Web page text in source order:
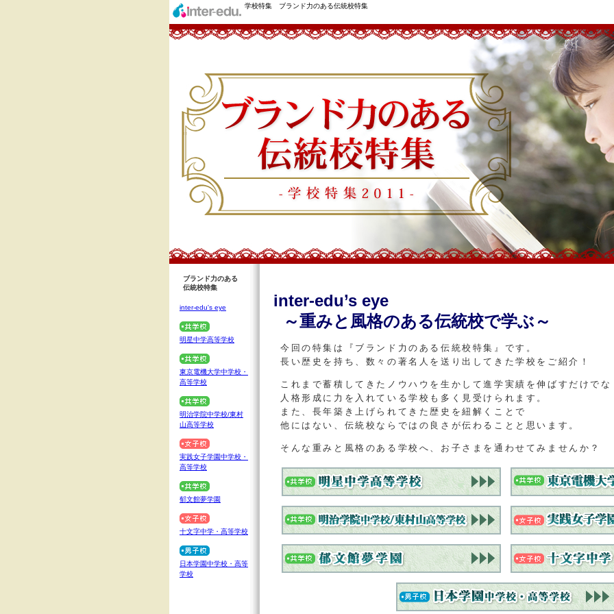
学校特集 ブランド力のある伝統校特集
ブランド力のある
伝統校特集
inter-edu's eye
明星中学高等学校
東京電機大学中学校・
高等学校
明治学院中学校/東村
山高等学校
実践女子学園中学校・
高等学校
郁文館夢学園
十文字中学・高等学校
日本学園中学校・高等
学校
inter-edu’s eye
～重みと風格のある伝統校で学ぶ～
今回の特集は『ブランド力のある伝統校特集』です。
長い歴史を持ち、数々の著名人を送り出してきた学校をご紹介！
これまで蓄積してきたノウハウを生かして進学実績を伸ばすだけでな
人格形成に力を入れている学校も多く見受けられます。
また、長年築き上げられてきた歴史を紐解くことで
他にはない、伝統校ならではの良さが伝わることと思います。
そんな重みと風格のある学校へ、お子さまを通わせてみませんか？